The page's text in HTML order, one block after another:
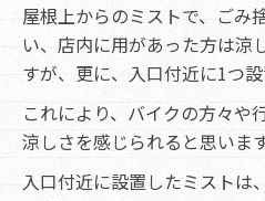
屋根上からのミストで、ごみ
い、店内に用があった方は涼
すが、更に、入口付近に1つ設
これにより、バイクの方々や
涼しさを感じられると思いま
入口付近に設置したミストは